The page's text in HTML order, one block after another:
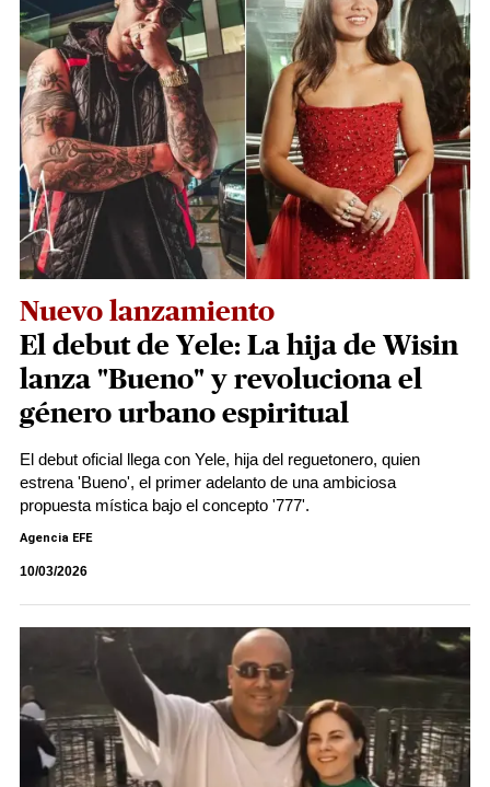
Nuevo lanzamiento
El debut de Yele: La hija de Wisin
lanza "Bueno" y revoluciona el
género urbano espiritual
El debut oficial llega con Yele, hija del reguetonero, quien
estrena 'Bueno', el primer adelanto de una ambiciosa
propuesta mística bajo el concepto '777'.
Agencia EFE
10/03/2026